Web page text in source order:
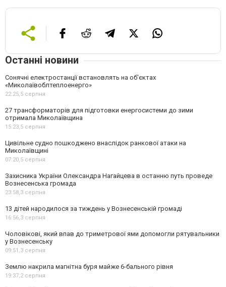
Останні новини
Сонячні електростанції встановлять на об'єктах
«Миколаївоблтеплоенерго»
22:25,5 серпня
27 трансформаторів для підготовки енергосистеми до зими
отримала Миколаївщина
15:23,5 серпня
Цивільне судно пошкоджено внаслідок ранкової атаки на
Миколаївщині
07:20,5 серпня
Захисника України Олександра Нагайцева в останню путь проведе
Вознесенська громада
23:58,3 серпня
13 дітей народилося за тиждень у Вознесенській громаді
16:56,3 серпня
Чоловікові, який впав до триметрової ями допомогли рятувальники
у Вознесенську
09:51,3 серпня
Землю накрила магнітна буря майже 6-бального рівня
19:37,2 серпня